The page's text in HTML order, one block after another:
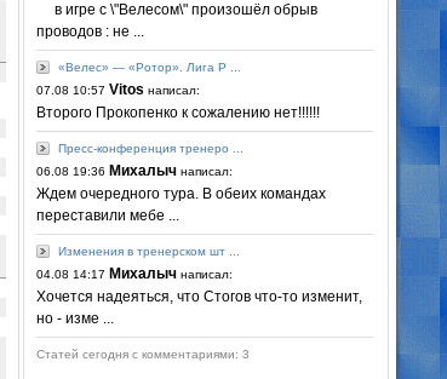
в игре с \"Велесом\" произошёл обрыв
проводов : не ...
«Велес» — «Ротор». Лига P ...
07.08 10:57 Vitos написал:
Второго Прокопенко к сожалению нет!!!!!!
Пресс-конференция тренеро ...
06.08 19:36 Михалыч написал:
Ждем очередного тура. В обеих командах
переставили мебе ...
Изменения в тренерском шт ...
04.08 14:17 Михалыч написал:
Хочется надеяться, что Стогов что-то изменит,
но - изме ...
Статей сегодня с комментариями: 3